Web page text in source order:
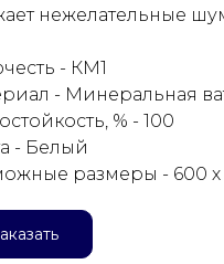
нежелательные
- КМ1
- Минеральная
% - 100
- Белый
размеры - 600 х